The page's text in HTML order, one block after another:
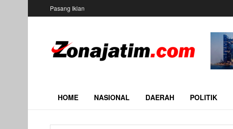
Pasang Iklan
HOME NASIONAL DAERAH POLITIK